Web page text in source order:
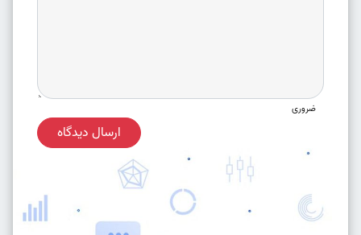
ضروری
ارسال دیدگاه